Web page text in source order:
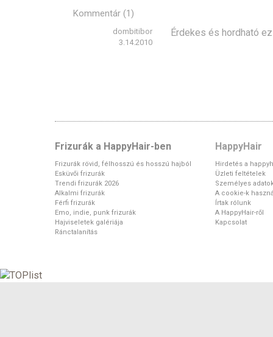
Kommentár (1)
dombitibor
3.14.2010
Érdekes és hordható
Frizurák a HappyHair-ben
Frizurák rövid, félhosszú és hosszú hajból
Esküvői frizurák
Trendi frizurák 2026
Alkalmi frizurák
Férfi frizurák
Emo, indie, punk frizurák
Hajviseletek galériája
Ránctalanítás
HappyHair
Hirdetés a
Üzleti feltételek
Személyes
A cookie-k
Írtak rólunk
A HappyHair-ről
Kapcsolat